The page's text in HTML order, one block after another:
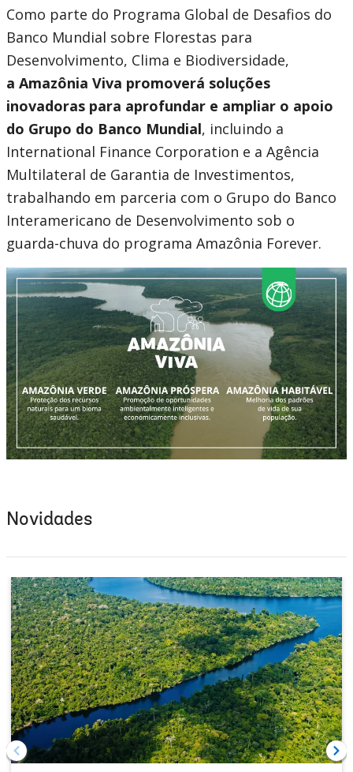
Como parte do Programa Global de Desafios do
Banco Mundial sobre Florestas para
Desenvolvimento, Clima e Biodiversidade,
a Amazônia Viva promoverá soluções
inovadoras para aprofundar e ampliar o apoio
do Grupo do Banco Mundial, incluindo a
International Finance Corporation e a Agência
Multilateral de Garantia de Investimentos,
trabalhando em parceria com o Grupo do Banco
Interamericano de Desenvolvimento sob o
guarda-chuva do programa Amazônia Forever.
Novidades